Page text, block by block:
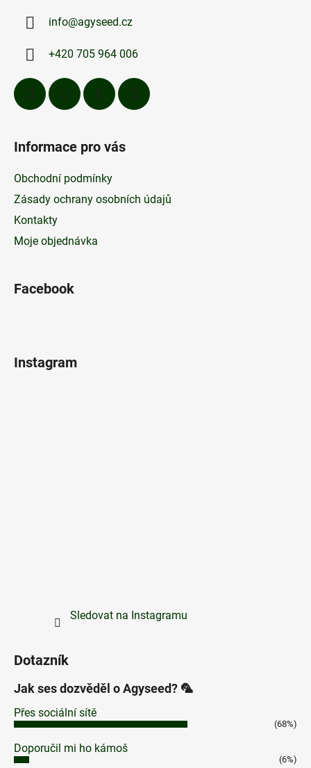
info@agyseed.cz
+420 705 964 006
Informace pro vás
Obchodní podmínky
Zásady ochrany osobních údajů
Kontakty
Moje objednávka
Facebook
Instagram
Sledovat na Instagramu
Dotazník
Jak ses dozvěděl o Agyseed? 🦜
Přes sociální sítě
(68%)
Doporučil mi ho kámoš
(6%)